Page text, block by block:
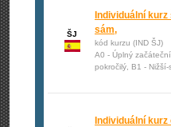
ŠJ
Individuální
sám,
kód kurzu (IND ŠJ)
A0 - Úplný
pokročilý, B1 -
Individuální